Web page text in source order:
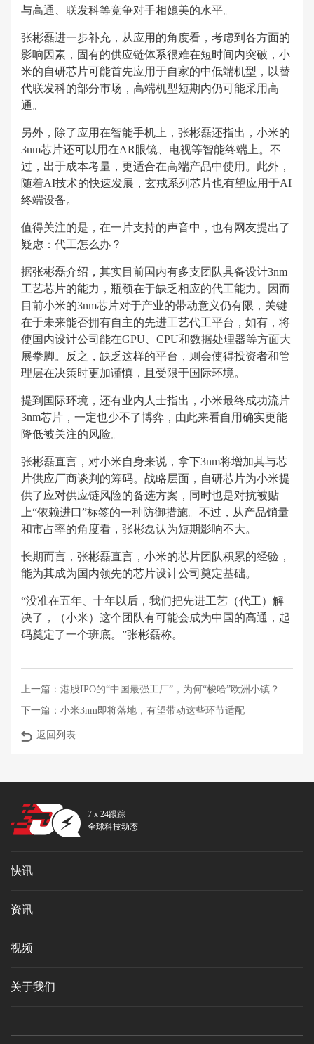
与高通、联发科等竞争对手相媲美的水平。
张彬磊进一步补充，从应用的角度看，考虑到各方面的
影响因素，固有的供应链体系很难在短时间内突破，小
米的自研芯片可能首先应用于自家的中低端机型，以替
代联发科的部分市场，高端机型短期内仍可能采用高
通。
另外，除了应用在智能手机上，张彬磊还指出，小米的
3nm芯片还可以用在AR眼镜、电视等智能终端上。不
过，出于成本考量，更适合在高端产品中使用。此外，
随着AI技术的快速发展，玄戒系列芯片也有望应用于AI
终端设备。
值得关注的是，在一片支持的声音中，也有网友提出了
疑虑：代工怎么办？
据张彬磊介绍，其实目前国内有多支团队具备设计3nm
工艺芯片的能力，瓶颈在于缺乏相应的代工能力。因而
目前小米的3nm芯片对于产业的带动意义仍有限，关键
在于未来能否拥有自主的先进工艺代工平台，如有，将
使国内设计公司能在GPU、CPU和数据处理器等方面大
展拳脚。反之，缺乏这样的平台，则会使得投资者和管
理层在决策时更加谨慎，且受限于国际环境。
提到国际环境，还有业内人士指出，小米最终成功流片
3nm芯片，一定也少不了博弈，由此来看自用确实更能
降低被关注的风险。
张彬磊直言，对小米自身来说，拿下3nm将增加其与芯
片供应厂商谈判的筹码。战略层面，自研芯片为小米提
供了应对供应链风险的备选方案，同时也是对抗被贴
上“依赖进口”标签的一种防御措施。不过，从产品销量
和市占率的角度看，张彬磊认为短期影响不大。
长期而言，张彬磊直言，小米的芯片团队积累的经验，
能为其成为国内领先的芯片设计公司奠定基础。
“没准在五年、十年以后，我们把先进工艺（代工）解
决了，（小米）这个团队有可能会成为中国的高通，起
码奠定了一个班底。”张彬磊称。
上一篇： 港股IPO的“中国最强工厂”，为何“梭哈”欧洲小镇？
下一篇： 小米3nm即将落地，有望带动这些环节适配
返回列表
7 x 24跟踪
全球科技动态
快讯
资讯
视频
关于我们